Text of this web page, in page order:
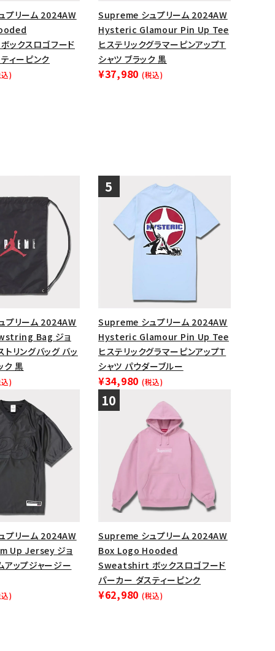
プリーム 2024AW
クスロゴフード
ィーピンク
)
Supreme シュプリーム 2024AW
Hysteric Glamour Pin Up Tee
ヒステリックグラマーピンアップT
シャツ ブラック 黒
¥37,980 (税込)
プリーム 2024AW
Bag ジョ
リングバッグ バッ
ク 黒
)
Supreme シュプリーム 2024AW
Hysteric Glamour Pin Up Tee
ヒステリックグラマーピンアップT
シャツ パウダーブルー
¥34,980 (税込)
プリーム 2024AW
Up Jersey ジョ
アップジャージー
)
Supreme シュプリーム 2024AW
Box Logo Hooded
Sweatshirt ボックスロゴフード
パーカー ダスティーピンク
¥62,980 (税込)